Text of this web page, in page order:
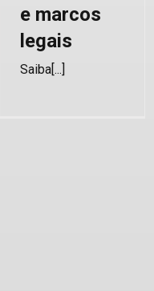
e marcos
legais
Saiba[...]